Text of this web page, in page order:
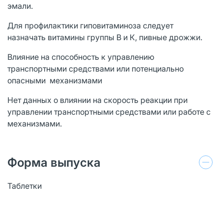
эмали.
Для профилактики гиповитаминоза следует
назначать витамины группы В и К, пивные дрожжи.
Влияние на способность к управлению
транспортными средствами или потенциально
опасными механизмами
Нет данных о влиянии на скорость реакции при
управлении транспортными средствами или работе с
механизмами.
Форма выпуска
Таблетки